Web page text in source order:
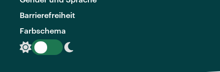
Barrierefreiheit
Farbschema